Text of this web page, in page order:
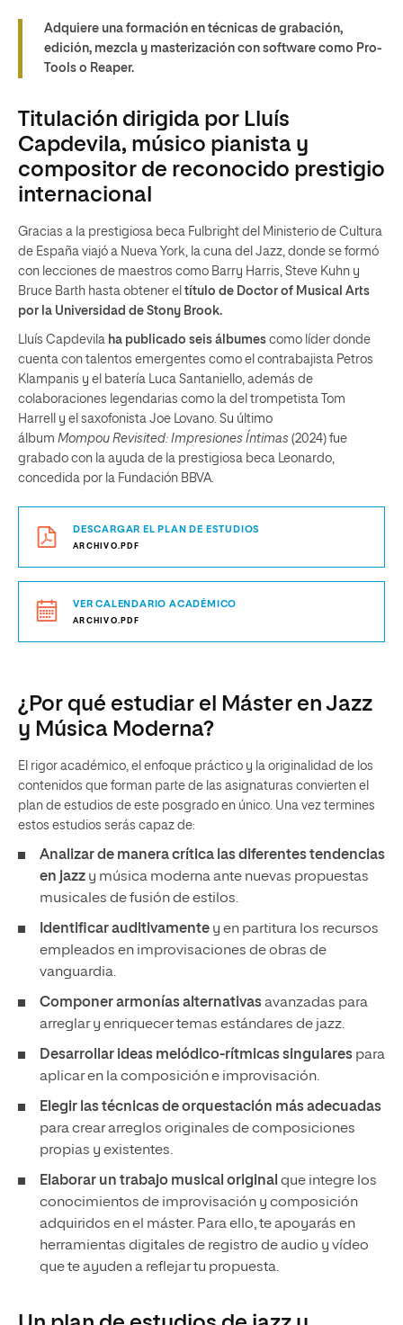
Adquiere una formación en técnicas de grabación,
edición, mezcla y masterización con software como Pro-
Tools o Reaper.
Titulación dirigida por Lluís
Capdevila, músico pianista y
compositor de reconocido prestigio
internacional
Gracias a la prestigiosa beca Fulbright del Ministerio de Cultura
de España viajó a Nueva York, la cuna del Jazz, donde se formó
con lecciones de maestros como Barry Harris, Steve Kuhn y
Bruce Barth hasta obtener el título de Doctor of Musical Arts
por la Universidad de Stony Brook.
Lluís Capdevila ha publicado seis álbumes como líder donde
cuenta con talentos emergentes como el contrabajista Petros
Klampanis y el batería Luca Santaniello, además de
colaboraciones legendarias como la del trompetista Tom
Harrell y el saxofonista Joe Lovano. Su último
álbum Mompou Revisited: Impresiones Íntimas (2024) fue
grabado con la ayuda de la prestigiosa beca Leonardo,
concedida por la Fundación BBVA.
DESCARGAR EL PLAN DE ESTUDIOS
ARCHIVO.PDF
VER CALENDARIO ACADÉMICO
ARCHIVO.PDF
¿Por qué estudiar el Máster en Jazz
y Música Moderna?
El rigor académico, el enfoque práctico y la originalidad de los
contenidos que forman parte de las asignaturas convierten el
plan de estudios de este posgrado en único. Una vez termines
estos estudios serás capaz de:
Analizar de manera crítica las diferentes tendencias
en jazz y música moderna ante nuevas propuestas
musicales de fusión de estilos.
Identificar auditivamente y en partitura los recursos
empleados en improvisaciones de obras de
vanguardia.
Componer armonías alternativasavanzadas para
arreglar y enriquecer temas estándares de jazz.
Desarrollar ideas melódico-rítmicas singulares para
aplicar en la composición e improvisación.
Elegir las técnicas de orquestación más adecuadas
para crear arreglos originales de composiciones
propias y existentes.
Elaborar un trabajo musical original que integre los
conocimientos de improvisación y composición
adquiridos en el máster. Para ello, te apoyarás en
herramientas digitales de registro de audio y vídeo
que te ayuden a reflejar tu propuesta.